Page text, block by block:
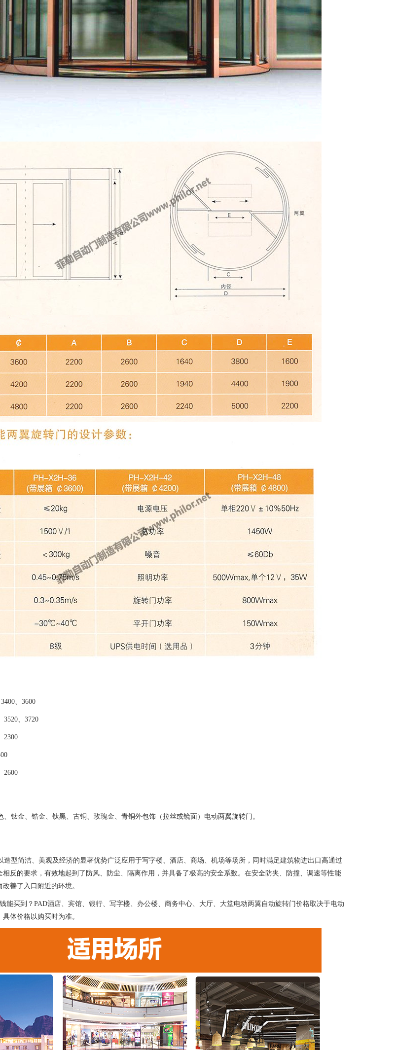
、3600
、3720
2300
2600
钛金、锆金、钛黑、古铜、玫瑰金、青铜外包饰（拉丝或镜面）电动两翼旋转门。
型简洁、美观及经济的显著优势广泛应用于写字楼、酒店、商场、机场等场所，同时满足建筑物进出口高通过
相反的要求，有效地起到了防风、防尘、隔离作用，并具备了极高的安全系数。在安全防夹、防撞、调速等性能
善了入口附近的环境。
能买到？PAD酒店、宾馆、银行、写字楼、办公楼、商务中心、大厅、大堂电动两翼自动旋转门价格取决于电动
体价格以购买时为准。